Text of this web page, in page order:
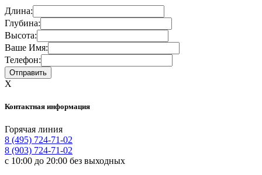
Длина:
Глубина:
Высота:
Ваше Имя:
Телефон:
X
Контактная информация
Горячая линия
8 (495) 724-71-02
8 (903) 724-71-02
с 10:00 до 20:00 без выходных